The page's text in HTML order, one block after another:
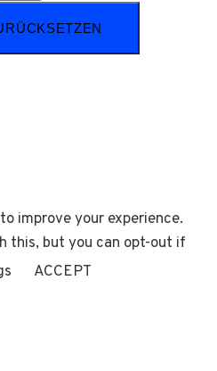
improve your experience.
this, but you can opt-out if
ACCEPT